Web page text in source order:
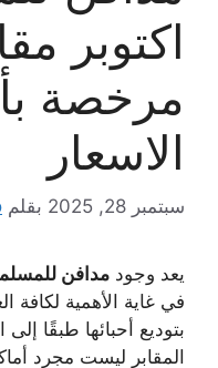
اكتوبر
مرخصة
الاسعار
سبتمبر 28, 2025 بقلم
يعد وجود مدافن للمسلمين 6
في غاية الأهمية لكافة
بتوديع أحبائها طبقًا
المقابر ليست مجرد